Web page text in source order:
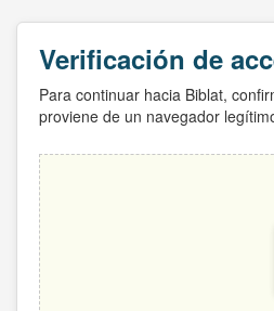
Verificación de
Para continuar hacia Biblat,
proviene de un navegador